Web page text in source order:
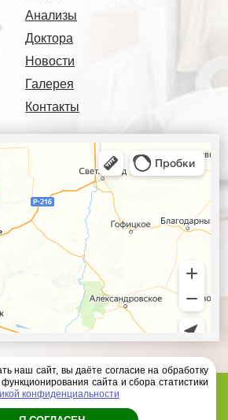
Анализы
Доктора
Новости
Галерея
Контакты
центр Ателлас - 2026 год
наш сайт, вы даёте согласие на обработку
сайта и сбора статистики
конфиденциальности